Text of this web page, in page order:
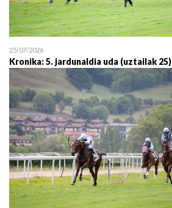
25/07/2026
Kronika: 5. jardunaldia uda (uztailak 25)